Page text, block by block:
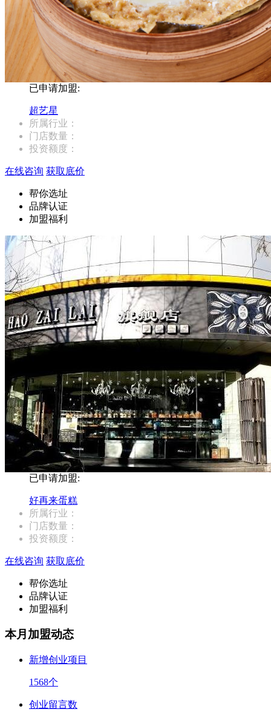
已申请加盟:
超艺星
所属行业：
门店数量：
投资额度：
在线咨询 获取底价
帮你选址
品牌认证
加盟福利
已申请加盟:
好再来蛋糕
所属行业：
门店数量：
投资额度：
在线咨询 获取底价
帮你选址
品牌认证
加盟福利
本月加盟动态
新增创业项目
1568个
创业留言数